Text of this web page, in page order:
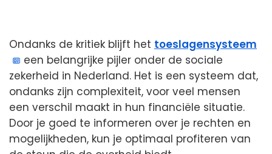
Ondanks de kritiek blijft het toeslagensysteem
een belangrijke pijler onder de sociale
zekerheid in Nederland. Het is een systeem dat,
ondanks zijn complexiteit, voor veel mensen
een verschil maakt in hun financiële situatie.
Door je goed te informeren over je rechten en
mogelijkheden, kun je optimaal profiteren van